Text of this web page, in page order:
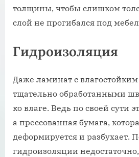
толщины, чтобы слишком
слой не прогибался под
Гидроизоляция
Даже ламинат с
тщательно обработанными
ко влаге. Ведь по своей сути
а прессованная бумага,
деформируется и разбухает.
гидроизоляции